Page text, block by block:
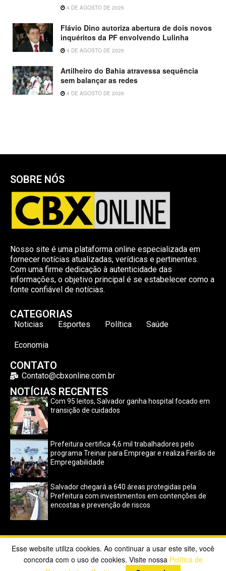
4 DE AGOSTO DE 2026
Flávio Dino autoriza abertura de dois novos
inquéritos da PF envolvendo Lulinha
4 DE AGOSTO DE 2026
Artilheiro do Bahia atravessa sequência
sem balançar as redes
4 DE AGOSTO DE 2026
SOBRE NÓS
Nosso site é uma plataforma online especializada em
fornecer notícias atualizadas, verídicas e pertinentes.
Com uma firme dedicação à autenticidade das
informações, o objetivo principal é se estabelecer como a
fonte confiável de notícias.
CATEGORIAS
Noticias Esportes Política Saúde
Economia
CONTATO
Contato@cbxonline.com.br
NOTÍCIAS RECENTES
Com 95 leitos, Salvador ganha hospital focado em
transição de cuidados
Prefeitura certifica 4,6 mil trabalhadores pelo
programa Treinar para Empregar e realiza Feirão de
Empregabilidade
Salvador chegará a 640 áreas protegidas pela
Prefeitura com investimentos em contenções de
encostas e prevenção de riscos
Copyright ©2023 CBX Online. Todos os direitos reservados |
Desenvolvido porPoppy Sites.
Esse website utiliza cookies. Ao continuar a usar este site, você
concorda com o uso de cookies. Visite nossa Política de